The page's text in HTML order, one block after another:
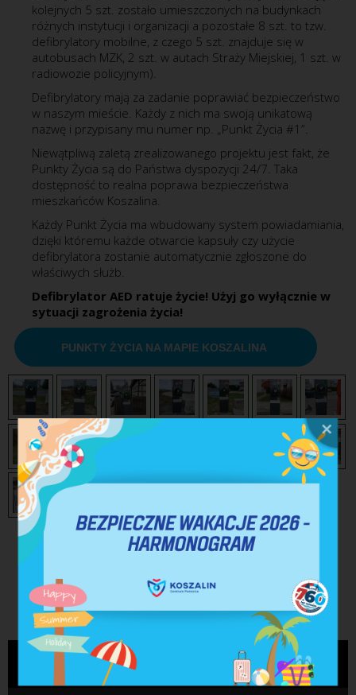
kolejnych 5 szt. zostało umieszczonych na budynkach
różnych instytucji i organizacji a pozostałe 8 szt. to tzw.
defibrylatory mobilne, z czego 5 szt. znajduje się w
autobusach MZK, 2 szt. w autach Straży Miejskiej, 1 szt. w
radiowozie policyjnym).
Defibrylatory mają za zadanie poprawiać bezpieczeństwo
w naszym mieście. Każdy z nich ma swoją unikatową
nazwę i przypisany mu numer np. „Punkt Życia #1”.
Niewątpliwą zaletą zrealizowanego projektu jest fakt, że
Punkty Życia są do Państwa dyspozycji 24/7. Taka
dostępność to realna poprawa bezpieczeństwa
mieszkańców Koszalina.
Każdy Punkt Życia ma wbudowany system powiadamiania,
dzięki któremu każde otwarcie kapsuły czy użycie
defibrylatora zostanie automatycznie zgłoszone do
właściwych służb.
Defibrylator AED ratuje życie! Użyj go wyłącznie w
sytuacji zagrożenia życia!
PUNKTY ŻYCIA NA MAPIE KOSZALINA
Film instruktażowy - udzielanie pierwszej pomocy
przedmedycznej wraz z obsługą defibrylatora AED